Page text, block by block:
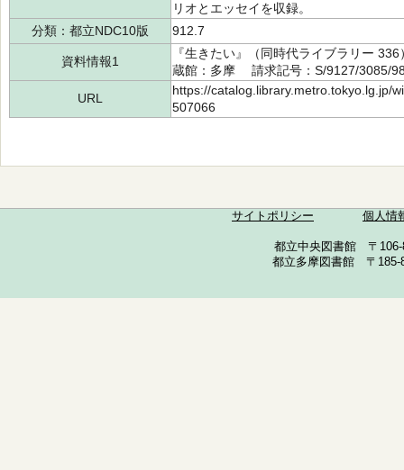
リオとエッセイを収録。
分類：都立NDC10版
912.7
資料情報1
『生きたい』（同時代ライブラリー
蔵館：多摩 請求記号：S/9127/3085/
URL
https://catalog.library.metro.tokyo.lg.jp/
507066
サイトポリシー 個人情
都立中央図書館 〒
都立多摩図書館 〒185-